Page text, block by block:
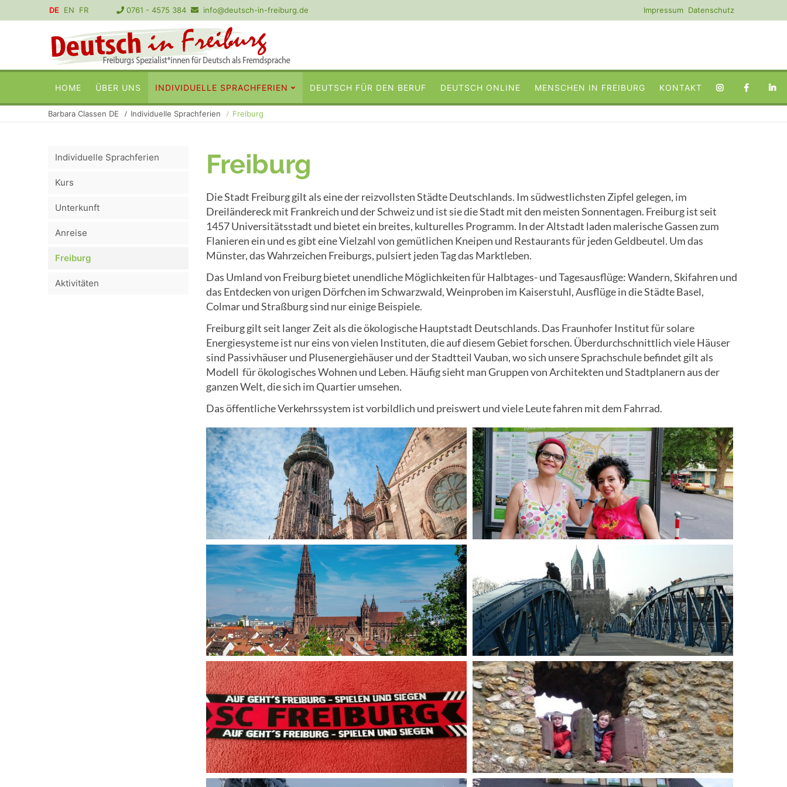
DE EN FR 0761 - 4575 384 info@deutsch-in-freiburg.de
Navigation
Impressum Datenschutz
überspringen
HOME ÜBER UNS INDIVIDUELLE SPRACHFERIEN DEUTSCH FÜR DEN BERUF DEUTSCH ONLINE MENSCHEN IN FREIBURG KONTAKT
Barbara Classen DE Individuelle Sprachferien Freiburg
Freiburg
Die Stadt Freiburg gilt als eine der reizvollsten Städte Deutschlands. Im südwestlichsten Zipfel gelegen, im
Dreiländereck mit Frankreich und der Schweiz und ist sie die Stadt mit den meisten Sonnentagen. Freiburg ist seit
1457 Universitätsstadt und bietet ein breites, kulturelles Programm. In der Altstadt laden malerische Gassen zum
Flanieren ein und es gibt eine Vielzahl von gemütlichen Kneipen und Restaurants für jeden Geldbeutel. Um das
Münster, das Wahrzeichen Freiburgs, pulsiert jeden Tag das Marktleben.
Das Umland von Freiburg bietet unendliche Möglichkeiten für Halbtages- und Tagesausflüge: Wandern, Skifahren und
das Entdecken von urigen Dörfchen im Schwarzwald, Weinproben im Kaiserstuhl, Ausflüge in die Städte Basel,
Colmar und Straßburg sind nur einige Beispiele.
Freiburg gilt seit langer Zeit als die ökologische Hauptstadt Deutschlands. Das Fraunhofer Institut für solare
Energiesysteme ist nur eins von vielen Instituten, die auf diesem Gebiet forschen. Überdurchschnittlich viele Häuser
sind Passivhäuser und Plusenergiehäuser und der Stadtteil Vauban, wo sich unsere Sprachschule befindet gilt als
Modell für ökologisches Wohnen und Leben. Häufig sieht man Gruppen von Architekten und Stadtplanern aus der
ganzen Welt, die sich im Quartier umsehen.
Das öffentliche Verkehrssystem ist vorbildlich und preiswert und viele Leute fahren mit dem Fahrrad.
Individuelle Sprachferien
Kurs
Unterkunft
Anreise
Freiburg
Aktivitäten